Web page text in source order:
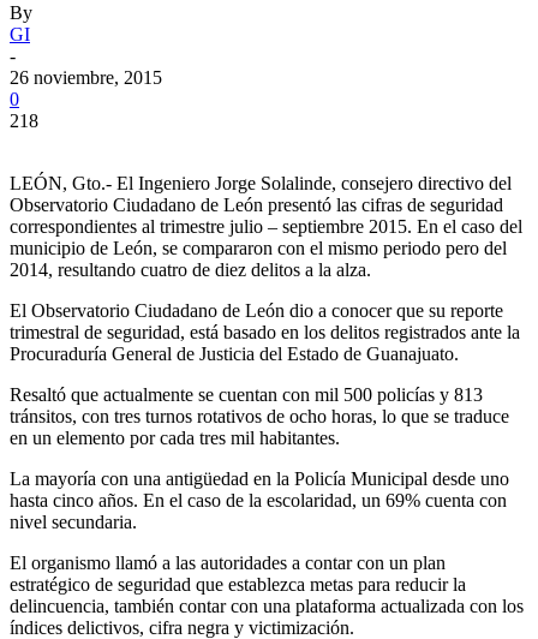
By
GI
-
26 noviembre, 2015
0
218
LEÓN, Gto.- El Ingeniero Jorge Solalinde, consejero directivo del
Observatorio Ciudadano de León presentó las cifras de seguridad
correspondientes al trimestre julio – septiembre 2015. En el caso del
municipio de León, se compararon con el mismo periodo pero del
2014, resultando cuatro de diez delitos a la alza.
El Observatorio Ciudadano de León dio a conocer que su reporte
trimestral de seguridad, está basado en los delitos registrados ante la
Procuraduría General de Justicia del Estado de Guanajuato.
Resaltó que actualmente se cuentan con mil 500 policías y 813
tránsitos, con tres turnos rotativos de ocho horas, lo que se traduce
en un elemento por cada tres mil habitantes.
La mayoría con una antigüedad en la Policía Municipal desde uno
hasta cinco años. En el caso de la escolaridad, un 69% cuenta con
nivel secundaria.
El organismo llamó a las autoridades a contar con un plan
estratégico de seguridad que establezca metas para reducir la
delincuencia, también contar con una plataforma actualizada con los
índices delictivos, cifra negra y victimización.